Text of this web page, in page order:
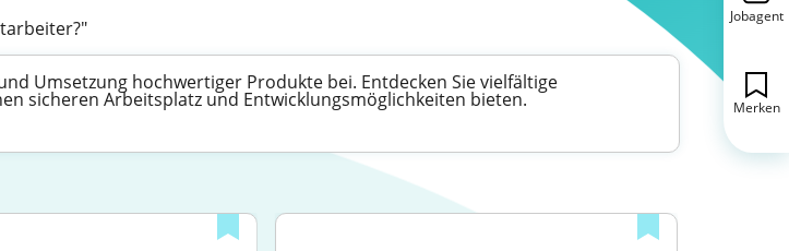
Umsetzung hochwertiger Produkte bei. Entdecken Sie vielfältige
sicheren Arbeitsplatz und Entwicklungsmöglichkeiten bieten.
Jobagent
Merken